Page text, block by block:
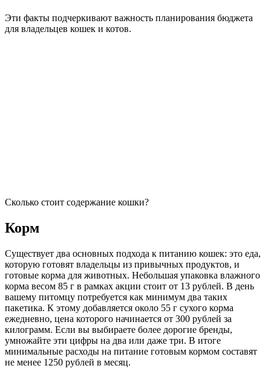
Эти факты подчеркивают важность планирования бюджета
для владельцев кошек и котов.
Сколько стоит содержание кошки?
Корм
Существует два основных подхода к питанию кошек: это еда,
которую готовят владельцы из привычных продуктов, и
готовые корма для животных. Небольшая упаковка влажного
корма весом 85 г в рамках акции стоит от 13 рублей. В день
вашему питомцу потребуется как минимум два таких
пакетика. К этому добавляется около 55 г сухого корма
ежедневно, цена которого начинается от 300 рублей за
килограмм. Если вы выбираете более дорогие бренды,
умножайте эти цифры на два или даже три. В итоге
минимальные расходы на питание готовым кормом составят
не менее 1250 рублей в месяц.